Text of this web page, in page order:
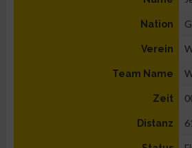
Nation
Verein
Team Name
Zeit
Distanz